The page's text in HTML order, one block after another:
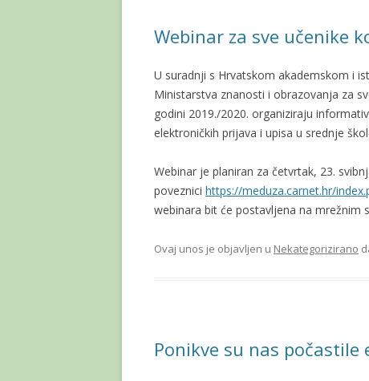
Webinar za sve učenike
U suradnji s Hrvatskom akademskom i
Ministarstva znanosti i obrazovanja za
godini 2019./2020. organiziraju
elektroničkih prijava i upisa u srednje
Webinar je planiran za četvrtak, 23.
poveznici https://meduza.carnet.hr/
webinara bit će postavljena na mrežnim
Ovaj unos je objavljen u Nekategorizirano
Ponikve su nas počastile